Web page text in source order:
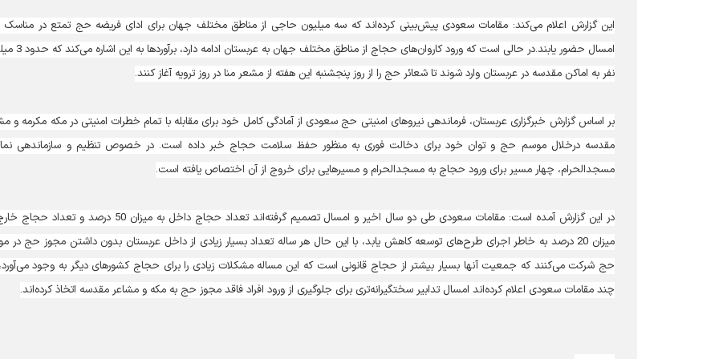
این گزارش اعلام می‌کند: مقامات سعودی پیش‌بینی کرده‌اند که سه میلیون حاجی از مناطق مختلف جهان برای ادای فریضه حج تمتع در
امسال حضور یابند.در حالی است که ورود کاروان‌های
نفر به اماکن مقدسه در عربستان وارد شوند تا شعائر حج را از روز پنجشنبه این هفته از مشعر منا در روز ترویه آغاز کنند.
بر اساس گزارش خبرگزاری عربستان، فرماندهی نیروهای امنیتی حج سعودی از آمادگی کامل خود برای مقابله با تمام خطرات امنیتی در مکه مکرمه و
مقدسه درخلال موسم حج و توان خود برای دخالت فوری به منظور حفظ سلامت حجاج خبر داده است. در خصوص تنظیم و سازماندهی
مسجدالحرام، چهار مسیر برای ورود حجاج به مسجدالحرام و مسیرهایی برای خروج از آن اختصاص یافته است.
در این گزارش آمده است: مقامات سعودی طی دو سال اخیر و امسال تصمیم گرفته‌اند تعداد حجاج داخل به میزان 50 درصد و
میزان 20 درصد به خاطر اجرای طرح‌های توسعه کاهش یابد، با این حال هر ساله تعداد بسیار زیادی از داخل عربستان بدون داشتن مجوز حج در
حج شرکت می‌کنند که جمعیت آنها بسیار بیشتر از حجاج قانونی است که این مساله مشکلات زیادی را برای حجاج کشورهای دیگر به وجود
چند مقامات سعودی اعلام کرده‌اند امسال تدابیر سختگیرانه‌تری برای جلوگیری از ورود افراد فاقد مجوز حج به مکه و مشاعر مقدسه اتخاذ کرده‌اند.